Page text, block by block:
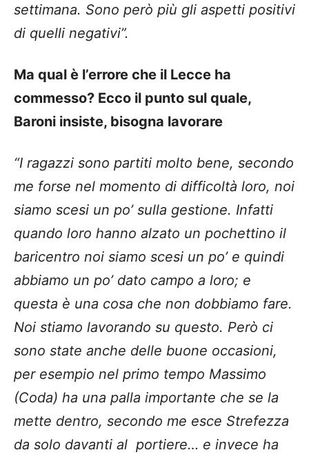
settimana. Sono però più gli aspetti positivi
di quelli negativi”.
Ma qual è l’errore che il Lecce ha
commesso? Ecco il punto sul quale,
Baroni insiste, bisogna lavorare
“I ragazzi sono partiti molto bene, secondo
me forse nel momento di difficoltà loro, noi
siamo scesi un po’ sulla gestione. Infatti
quando loro hanno alzato un pochettino il
baricentro noi siamo scesi un po’ e quindi
abbiamo un po’ dato campo a loro; e
questa è una cosa che non dobbiamo fare.
Noi stiamo lavorando su questo. Però ci
sono state anche delle buone occasioni,
per esempio nel primo tempo Massimo
(Coda) ha una palla importante che se la
mette dentro, secondo me esce Strefezza
da solo davanti al portiere… e invece ha